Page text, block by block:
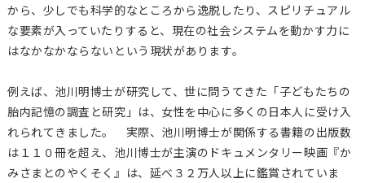
から、少しでも科学的なところから逸脱したり、スピリチュアル
な要素が入っていたりすると、現在の社会システムを動かす力に
はなかなかならないという現状があります。
例えば、池川明博士が研究して、世に問うてきた「子どもたちの
胎内記憶の調査と研究」は、女性を中心に多くの日本人に受け入
れられてきました。 実際、池川明博士が関係する書籍の出版数
は１１０冊を超え、池川博士が主演のドキュメンタリー映画『か
みさまとのやくそく』は、延べ３２万人以上に鑑賞されていま